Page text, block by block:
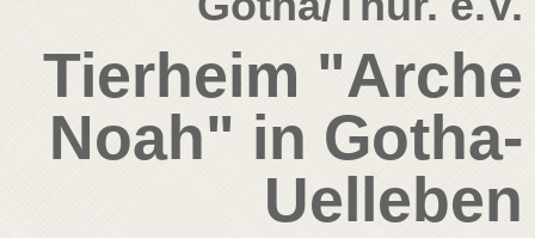
Tierheim "Arche
Noah" in Gotha-
Uelleben